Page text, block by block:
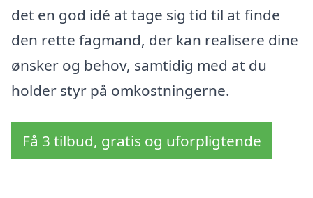
det en god idé at tage sig tid til at finde
den rette fagmand, der kan realisere dine
ønsker og behov, samtidig med at du
holder styr på omkostningerne.
Få 3 tilbud, gratis og uforpligtende